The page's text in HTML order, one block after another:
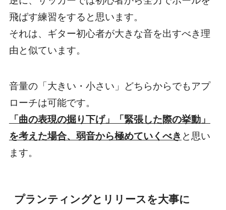
飛ばす練習をすると思います。
それは、ギター初心者が大きな音を出すべき理
由と似ています。
音量の「大きい・小さい」どちらからでもアプ
ローチは可能です。
「曲の表現の掘り下げ」「緊張した際の挙動」
を考えた場合、弱音から極めていくべき と思い
ます。
プランティングとリリースを大事に